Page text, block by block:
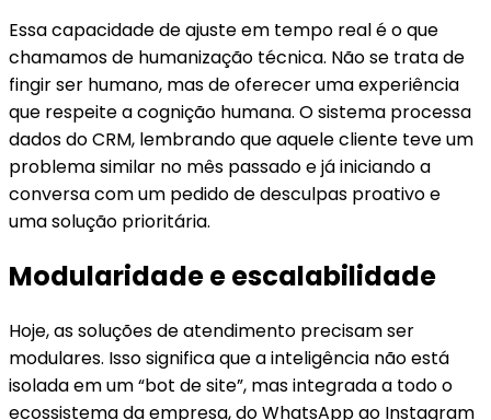
Essa capacidade de ajuste em tempo real é o que
chamamos de humanização técnica. Não se trata de
fingir ser humano, mas de oferecer uma experiência
que respeite a cognição humana. O sistema processa
dados do CRM, lembrando que aquele cliente teve um
problema similar no mês passado e já iniciando a
conversa com um pedido de desculpas proativo e
uma solução prioritária.
Modularidade e escalabilidade
Hoje, as soluções de atendimento precisam ser
modulares. Isso significa que a inteligência não está
isolada em um “bot de site”, mas integrada a todo o
ecossistema da empresa, do WhatsApp ao Instagram